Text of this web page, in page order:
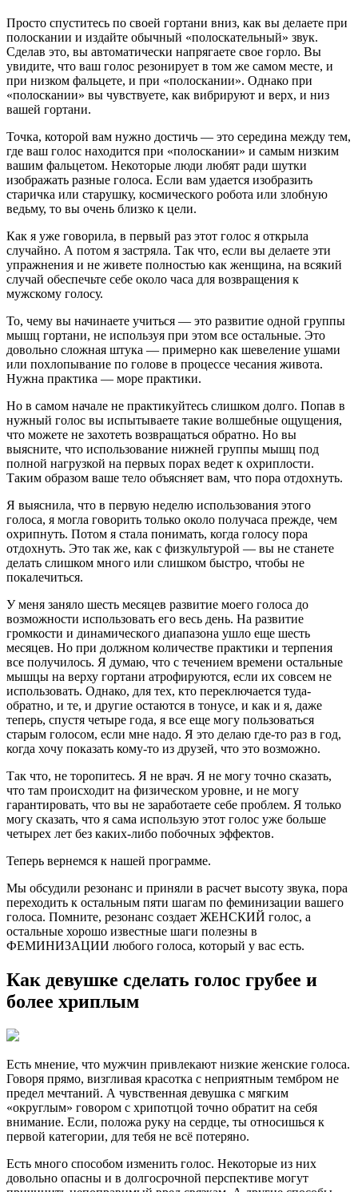
Просто спуститесь по своей гортани вниз, как вы делаете при
полоскании и издайте обычный «полоскательный» звук.
Сделав это, вы автоматически напрягаете свое горло. Вы
увидите, что ваш голос резонирует в том же самом месте, и
при низком фальцете, и при «полоскании». Однако при
«полоскании» вы чувствуете, как вибрируют и верх, и низ
вашей гортани.
Точка, которой вам нужно достичь — это середина между тем,
где ваш голос находится при «полоскании» и самым низким
вашим фальцетом. Некоторые люди любят ради шутки
изображать разные голоса. Если вам удается изобразить
старичка или старушку, космического робота или злобную
ведьму, то вы очень близко к цели.
Как я уже говорила, в первый раз этот голос я открыла
случайно. А потом я застряла. Так что, если вы делаете эти
упражнения и не живете полностью как женщина, на всякий
случай обеспечьте себе около часа для возвращения к
мужскому голосу.
То, чему вы начинаете учиться — это развитие одной группы
мышц гортани, не используя при этом все остальные. Это
довольно сложная штука — примерно как шевеление ушами
или похлопывание по голове в процессе чесания живота.
Нужна практика — море практики.
Но в самом начале не практикуйтесь слишком долго. Попав в
нужный голос вы испытываете такие волшебные ощущения,
что можете не захотеть возвращаться обратно. Но вы
выясните, что использование нижней группы мышц под
полной нагрузкой на первых порах ведет к охриплости.
Таким образом ваше тело объясняет вам, что пора отдохнуть.
Я выяснила, что в первую неделю использования этого
голоса, я могла говорить только около получаса прежде, чем
охрипнуть. Потом я стала понимать, когда голосу пора
отдохнуть. Это так же, как с физкультурой — вы не станете
делать слишком много или слишком быстро, чтобы не
покалечиться.
У меня заняло шесть месяцев развитие моего голоса до
возможности использовать его весь день. На развитие
громкости и динамического диапазона ушло еще шесть
месяцев. Но при должном количестве практики и терпения
все получилось. Я думаю, что с течением времени остальные
мышцы на верху гортани атрофируются, если их совсем не
использовать. Однако, для тех, кто переключается туда-
обратно, и те, и другие остаются в тонусе, и как и я, даже
теперь, спустя четыре года, я все еще могу пользоваться
старым голосом, если мне надо. Я это делаю где-то раз в год,
когда хочу показать кому-то из друзей, что это возможно.
Так что, не торопитесь. Я не врач. Я не могу точно сказать,
что там происходит на физическом уровне, и не могу
гарантировать, что вы не заработаете себе проблем. Я только
могу сказать, что я сама использую этот голос уже больше
четырех лет без каких-либо побочных эффектов.
Теперь вернемся к нашей программе.
Мы обсудили резонанс и приняли в расчет высоту звука, пора
переходить к остальным пяти шагам по феминизации вашего
голоса. Помните, резонанс создает ЖЕНСКИЙ голос, а
остальные хорошо известные шаги полезны в
ФЕМИНИЗАЦИИ любого голоса, который у вас есть.
Как девушке сделать голос грубее и
более хриплым
Есть мнение, что мужчин привлекают низкие женские голоса.
Говоря прямо, визгливая красотка с неприятным тембром не
предел мечтаний. А чувственная девушка с мягким
«округлым» говором с хрипотцой точно обратит на себя
внимание. Если, положа руку на сердце, ты относишься к
первой категории, для тебя не всё потеряно.
Есть много способом изменить голос. Некоторые из них
довольно опасны и в долгосрочной перспективе могут